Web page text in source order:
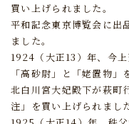
買い上げられました。
平和記念東京博覧会に出
ました。
1924（大正13）年、今
「高砂尉」と「姥置物」
北白川宮大妃殿下が萩町
注」を買い上げられました